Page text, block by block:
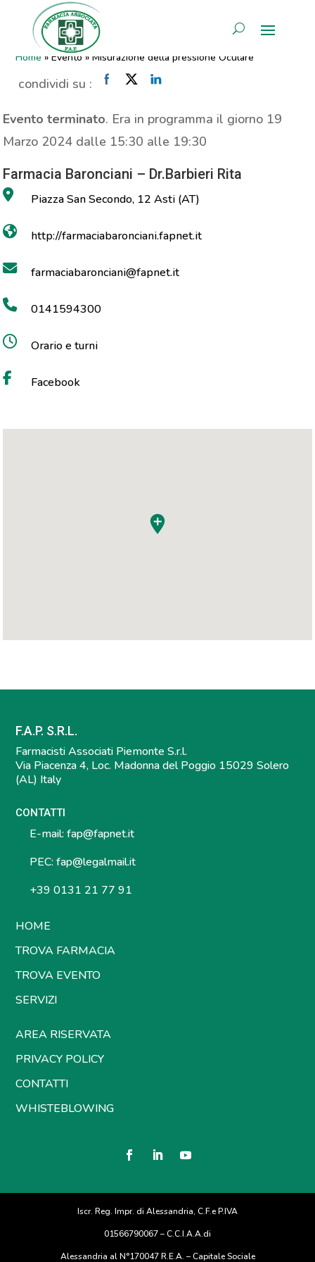
AREA RISERVATA
Misurazione della pressione
Oculare
Home »Evento »Misurazione della pressione Oculare
condividi su :
Evento terminato. Era in programma il giorno 19
Marzo 2024 dalle 15:30 alle 19:30
Farmacia Baronciani – Dr.Barbieri Rita
Piazza San Secondo, 12 Asti (AT)
http://farmaciabaronciani.fapnet.it
farmaciabaronciani@fapnet.it
0141594300
Orario e turni
Facebook
F.A.P. S.R.L.
Farmacisti Associati Piemonte S.r.l.
Via Piacenza 4, Loc. Madonna del Poggio 15029 Solero
(AL) Italy
CONTATTI
E-mail: fap@fapnet.it
PEC: fap@legalmail.it
+39 0131 21 77 91
HOME
TROVA FARMACIA
TROVA EVENTO
SERVIZI
AREA RISERVATA
PRIVACY POLICY
CONTATTI
WHISTEBLOWING
Iscr. Reg. Impr. di Alessandria, C.F.e P.IVA
01566790067 – C.C.I.A.A.di
Alessandria al N°170047 R.E.A. – Capitale Sociale